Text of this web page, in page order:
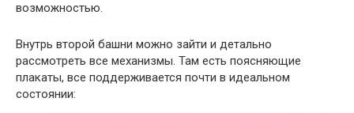
возможностью.
Внутрь второй башни можно зайти и детально
рассмотреть все механизмы. Там есть поясняющие
плакаты, все поддерживается почти в идеальном
состоянии: